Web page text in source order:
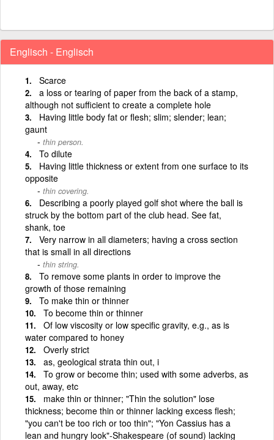
Englisch - Englisch
Scarce
a loss or tearing of paper from the back of a stamp,
although not sufficient to create a complete hole
Having little body fat or flesh; slim; slender; lean;
gaunt
thin person.
To dilute
Having little thickness or extent from one surface to its
opposite
thin covering.
Describing a poorly played golf shot where the ball is
struck by the bottom part of the club head. See fat,
shank, toe
Very narrow in all diameters; having a cross section
that is small in all directions
thin string.
To remove some plants in order to improve the
growth of those remaining
To make thin or thinner
To become thin or thinner
Of low viscosity or low specific gravity, e.g., as is
water compared to honey
Overly strict
as, geological strata thin out, i
To grow or become thin; used with some adverbs, as
out, away, etc
make thin or thinner; "Thin the solution" lose
thickness; become thin or thinner lacking excess flesh;
"you can't be too rich or too thin"; "Yon Cassius has a
lean and hungry look"-Shakespeare (of sound) lacking